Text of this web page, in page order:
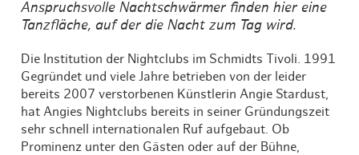
Anspruchsvolle Nachtschwärmer finden hier eine
Tanzfläche, auf der die Nacht zum Tag wird.
Die Institution der Nightclubs im Schmidts Tivoli. 1991
Gegründet und viele Jahre betrieben von der leider
bereits 2007 verstorbenen Künstlerin Angie Stardust,
hat Angies Nightclubs bereits in seiner Gründungszeit
sehr schnell internationalen Ruf aufgebaut. Ob
Prominenz unter den Gästen oder auf der Bühne,